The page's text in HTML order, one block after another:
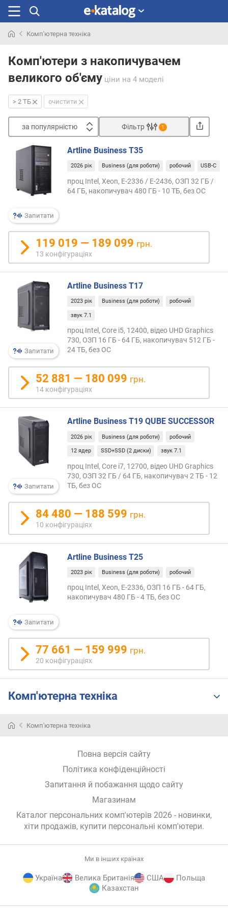
раніше
Комп'ютерна техніка
Комп'ютери з накопичувачем
великого об'єму ціни на 4 моделі
> 2 ТБ очистити
за популярністю
о
л
я
р
н
і
с
т
і
д
е
ш
е
в
д
д
о
г
і
д
о
р
о
х
д
о
д
е
ш
в
х
к
а
з
а
а
Фільтр 1
Запитати
Artline Business T35
2026 рік Business (для роботи) робочий USB-C
проц Intel, Xeon, E-2336 / E-2436, ОЗП 32 ГБ /
64 ГБ, накопичувач 480 ГБ - 10 ТБ, без ОС
119 019 — 189 099 грн.
13 конфігураціях
Запитати
Artline Business T17
2023 рік Business (для роботи) робочий
звук 7.1
проц Intel, Core i5, 12400, відео UHD Graphics
730, ОЗП 16 ГБ - 64 ГБ, накопичувач 512 ГБ -
24 ТБ, без ОС
52 881 — 180 099 грн.
14 конфігураціях
Запитати
Artline Business T19 QUBE SUCCESSOR
2026 рік Business (для роботи) робочий
12 ядер SSD+SSD (2 диски) звук 7.1
проц Intel, Core i7, 12700, відео UHD Graphics
730, ОЗП 32 ГБ / 64 ГБ, накопичувач 2 ТБ - 12
ТБ, без ОС
84 480 — 188 599 грн.
10 конфігураціях
Запитати
Artline Business T25
2023 рік Business (для роботи) робочий
проц Intel, Xeon, E-2336, ОЗП 16 ГБ - 64 ГБ,
накопичувач 480 ГБ - 4 ТБ, без ОС
77 661 — 159 999 грн.
20 конфігураціях
Комп'ютерна техніка
Комп'ютерна техніка
Повна версія сайту
Політика конфіденційності
Запитання й побажання щодо сайту
Магазинам
Каталог персональних комп'ютерів 2026 - новинки,
хіти продажів, купити персональні комп'ютери.
Ми в інших країнах
Україна Велика Британія США
Польща
Казахстан